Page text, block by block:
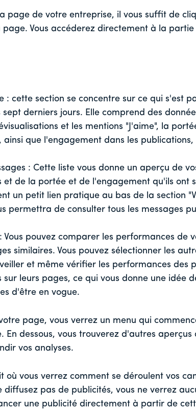
page de votre entreprise, il vous suffit de
Vous accéderez directement à la partie
: cette section se concentre sur ce qui s'est
derniers jours. Elle comprend des
et les mentions "J'aime", la
que l'engagement dans les publications,
: Cette liste vous donne un aperçu de
et de la portée et de l'engagement qu'ils ont
un petit lien pratique au bas de la section
permettra de consulter tous les messages
Vous pouvez comparer les performances de
similaires. Vous pouvez sélectionner les
et même vérifier les performances des
sur leurs pages, ce qui vous donne une idée
d'être en vogue.
page, vous verrez un menu qui
En dessous, vous trouverez d'autres aperçus
vos analyses.
où vous verrez comment se déroulent vos
diffusez pas de publicités, vous ne verrez
une publicité directement à partir de